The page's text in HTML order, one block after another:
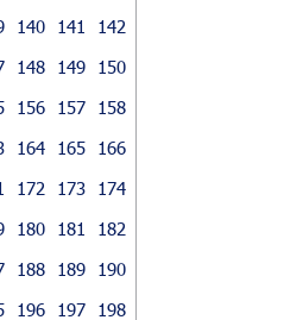
140 141
142
148 149
150
156 157
158
164 165
166
172 173
174
180 181
182
188 189
190
196 197
198